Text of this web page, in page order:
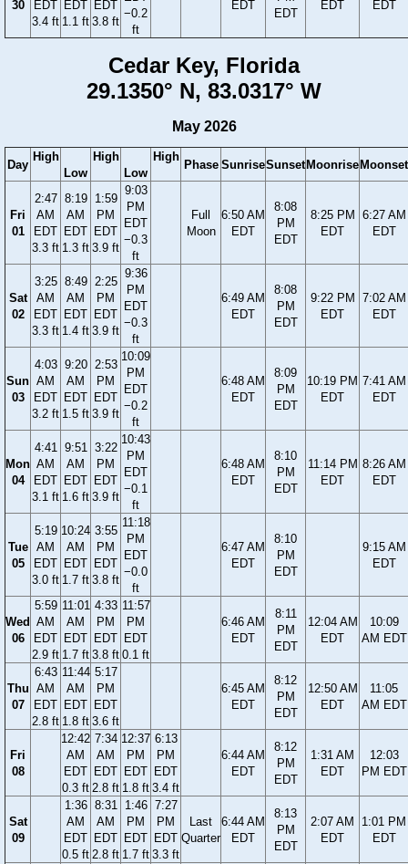
30
EDT
3.4 ft
EDT
1.1 ft
EDT
3.8 ft
−0.2
ft
EDT
EDT
EDT EDT
Cedar Key, Florida
29.1350° N, 83.0317° W
May 2026
Day
High
Low
High
Low
High
Phase SunriseSunset Moonrise Moonset
Fri
01
2:47
AM
EDT
3.3 ft
8:19
AM
EDT
1.3 ft
1:59
PM
EDT
3.9 ft
9:03
PM
EDT
−0.3
ft
Full
Moon
6:50 AM
EDT
8:08
PM
EDT
8:25 PM
EDT
6:27 AM
EDT
Sat
02
3:25
AM
EDT
3.3 ft
8:49
AM
EDT
1.4 ft
2:25
PM
EDT
3.9 ft
9:36
PM
EDT
−0.3
ft
6:49 AM
EDT
8:08
PM
EDT
9:22 PM
EDT
7:02 AM
EDT
Sun
03
4:03
AM
EDT
3.2 ft
9:20
AM
EDT
1.5 ft
2:53
PM
EDT
3.9 ft
10:09
PM
EDT
−0.2
ft
6:48 AM
EDT
8:09
PM
EDT
10:19 PM
EDT
7:41 AM
EDT
Mon
04
4:41
AM
EDT
3.1 ft
9:51
AM
EDT
1.6 ft
3:22
PM
EDT
3.9 ft
10:43
PM
EDT
−0.1
ft
6:48 AM
EDT
8:10
PM
EDT
11:14 PM
EDT
8:26 AM
EDT
Tue
05
5:19
AM
EDT
3.0 ft
10:24
AM
EDT
1.7 ft
3:55
PM
EDT
3.8 ft
11:18
PM
EDT
−0.0
ft
6:47 AM
EDT
8:10
PM
EDT
9:15 AM
EDT
Wed
06
5:59
AM
EDT
2.9 ft
11:01
AM
EDT
1.7 ft
4:33
PM
EDT
3.8 ft
11:57
PM
EDT
0.1 ft
6:46 AM
EDT
8:11
PM
EDT
12:04 AM
EDT
10:09
AM EDT
Thu
07
6:43
AM
EDT
2.8 ft
11:44
AM
EDT
1.8 ft
5:17
PM
EDT
3.6 ft
6:45 AM
EDT
8:12
PM
EDT
12:50 AM
EDT
11:05
AM EDT
Fri
08
12:42
AM
EDT
0.3 ft
7:34
AM
EDT
2.8 ft
12:37
PM
EDT
1.8 ft
6:13
PM
EDT
3.4 ft
6:44 AM
EDT
8:12
PM
EDT
1:31 AM
EDT
12:03
PM EDT
Sat
09
1:36
AM
EDT
0.5 ft
8:31
AM
EDT
2.8 ft
1:46
PM
EDT
1.7 ft
7:27
PM
EDT
3.3 ft
Last
Quarter
6:44 AM
EDT
8:13
PM
EDT
2:07 AM
EDT
1:01 PM
EDT